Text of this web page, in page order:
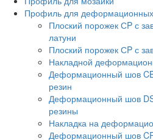
Профиль для
Плоский порожек СP с
латуни
Плоский порожек СP с
Накладной
Деформационный шов
резин
Деформационный шов
резины
Накладка на
Деформационный шов